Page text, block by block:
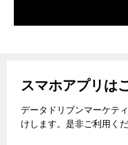
スマホアプリは
データドリブンマーケテ
けします。是非ご利用くだ